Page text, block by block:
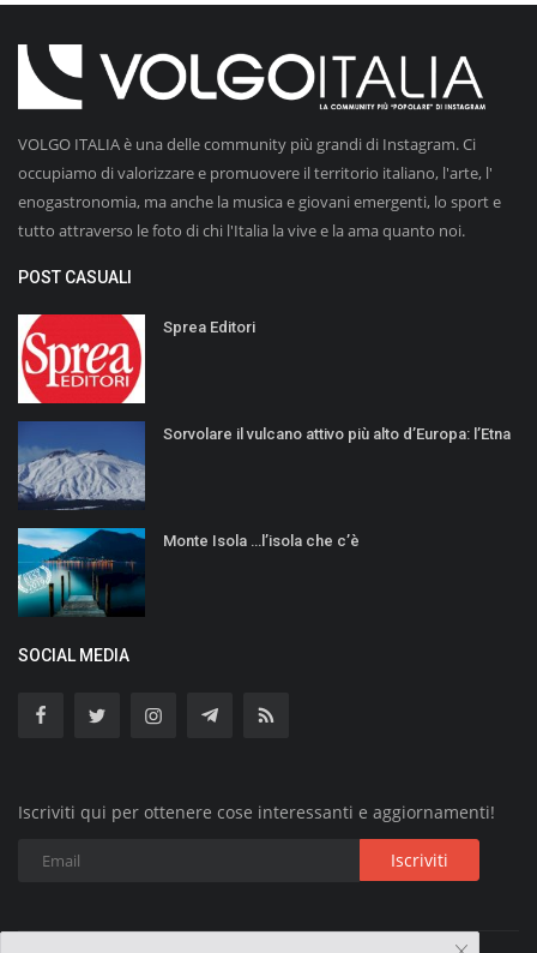
VOLGO ITALIA è una delle community più grandi di Instagram. Ci
occupiamo di valorizzare e promuovere il territorio italiano, l'arte, l'
enogastronomia, ma anche la musica e giovani emergenti, lo sport e
tutto attraverso le foto di chi l'Italia la vive e la ama quanto noi.
POST CASUALI
Sprea Editori
Sorvolare il vulcano attivo più alto d’Europa: l’Etna
Monte Isola …l’isola che c’è
SOCIAL MEDIA
Iscriviti qui per ottenere cose interessanti e aggiornamenti!
Iscriviti